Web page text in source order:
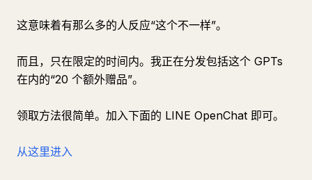
这意味着有那么多的人反应“这个不一样”。
而且，只在限定的时间内。我正在分发包括这个 GPTs
在内的“20 个额外赠品”。
领取方法很简单。加入下面的 LINE OpenChat 即可。
从这里进入